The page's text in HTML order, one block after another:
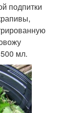
подпитки
мл.